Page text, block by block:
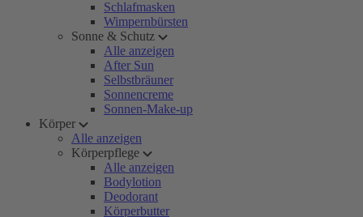
Schlafmasken
Wimpernbürsten
Sonne & Schutz
Alle anzeigen
After Sun
Selbstbräuner
Sonnencreme
Sonnen-Make-up
Körper
Alle anzeigen
Körperpflege
Alle anzeigen
Bodylotion
Deodorant
Körperbutter